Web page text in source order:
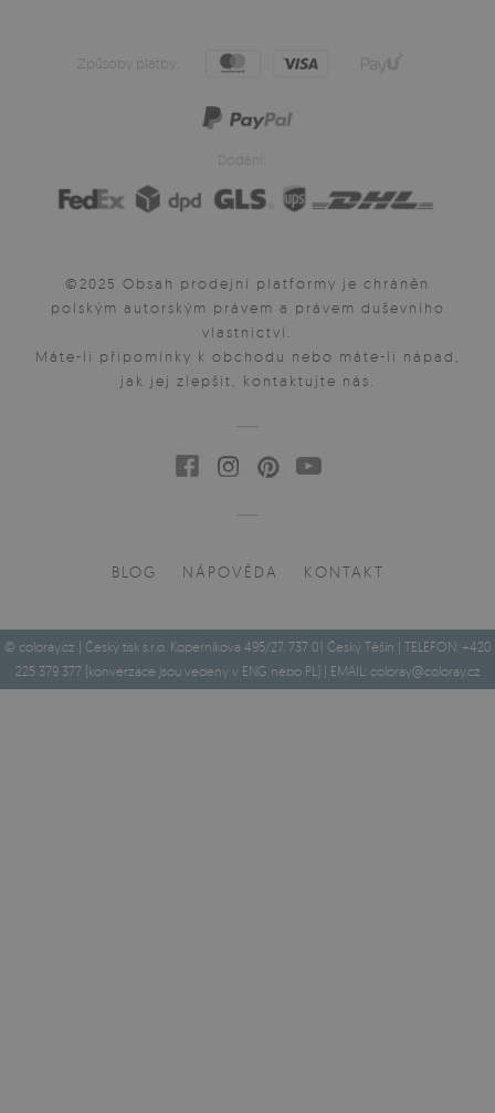
Způsoby platby:
Dodání:
©2025 Obsah prodejní platformy je chráněn
polským autorským právem a právem duševního
vlastnictví.
Máte-li připomínky k obchodu nebo máte-li nápad,
jak jej zlepšit, kontaktujte nás.
BLOG NÁPOVĚDA KONTAKT
© coloray.cz | Český tisk s.r.o. Koperníkova 495/27, 737 01 Český Těšín | TELEFON: +420
225 379 377 (konverzace jsou vedeny v ENG nebo PL) | EMAIL: coloray@coloray.cz